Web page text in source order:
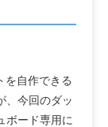
を自作できる
、今回のダッ
ボード専用に